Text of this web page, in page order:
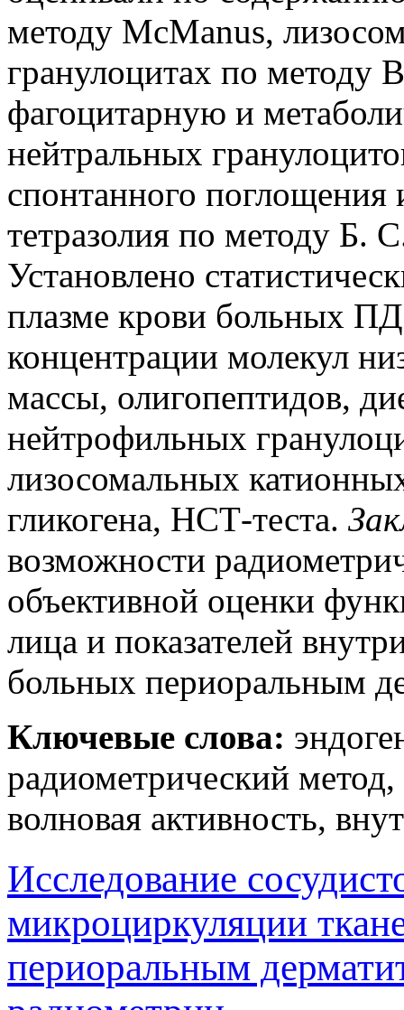
методу McManus,
гранулоцитах по методу
фагоцитарную и
нейтральных
спонтанного поглощения
тетразолия по методу Б.
Установлено
плазме крови больных ПД
концентрации молекул
массы, олигопептидов,
нейтрофильных
лизосомальных
гликогена, НСТ-теста.
возможности
объективной оценки
лица и показателей
больных периоральным
Ключевые слова:
радиометрический
волновая активность,
Исследование
микроциркуляции
периоральным